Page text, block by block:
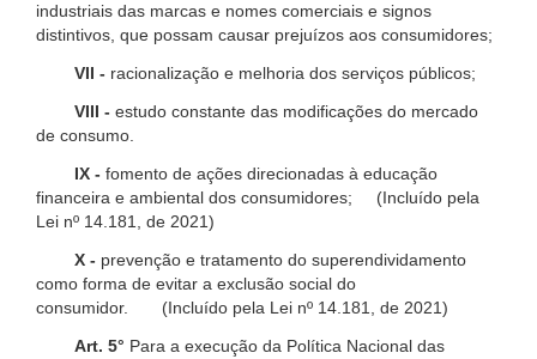
industriais das marcas e nomes comerciais e signos
distintivos, que possam causar prejuízos aos consumidores;
VII - racionalização e melhoria dos serviços públicos;
VIII - estudo constante das modificações do mercado
de consumo.
IX - fomento de ações direcionadas à educação
financeira e ambiental dos consumidores; (Incluído pela
Lei nº 14.181, de 2021)
X - prevenção e tratamento do superendividamento
como forma de evitar a exclusão social do
consumidor. (Incluído pela Lei nº 14.181, de 2021)
Art. 5° Para a execução da Política Nacional das